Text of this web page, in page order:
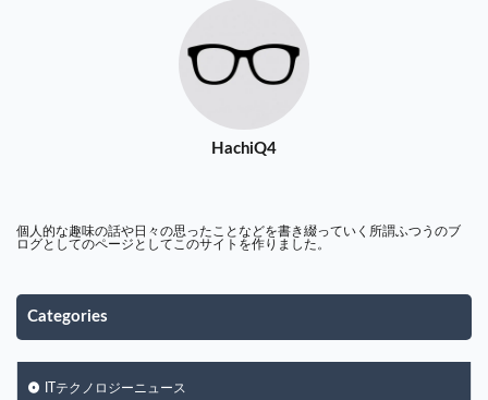
HachiQ4
個人的な趣味の話や日々の思ったことなどを書き綴っていく所謂ふつうのブ
ログとしてのページとしてこのサイトを作りました。
Categories
ITテクノロジーニュース